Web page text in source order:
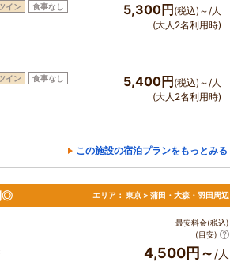
イン 食事なし 5,300円(税込)～/人
(大人2名利用時)
イン 食事なし 5,400円(税込)～/人
(大人2名利用時)
この施設の宿泊プランをもっとみる
◎ エリア： 東京 > 蒲田・大森・羽田周辺
最安料金(税込)
(目安)
4,500円～ /人